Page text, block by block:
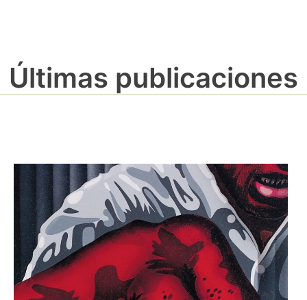
Últimas publicaciones